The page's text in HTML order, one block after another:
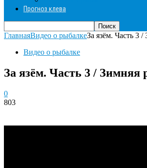
Прогноз клева
ГлавнаяВидео о рыбалкеЗа язём. Часть 3
Видео о рыбалке
За язём. Часть 3 / Зимняя
0
803